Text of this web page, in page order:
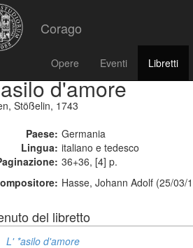
Corago
Opere Eventi Libretti
d'amore
Stößelin, 1743
Paese: Germania
Lingua: italiano e tedesco
36+36, [4] p.
Hasse, Johann Adolf (25/03/
del libretto
L' *asilo d'amore